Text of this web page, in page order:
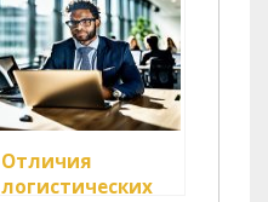
Отличия
логистических